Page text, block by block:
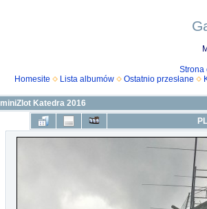
Strona
Homesite
Lista albumów Ostatnio przesłane
miniZlot Katedra 2016